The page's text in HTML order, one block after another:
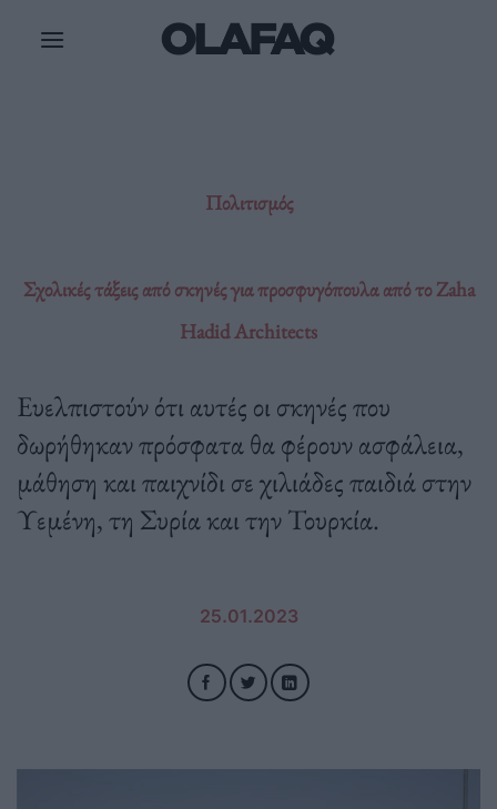
Πολιτισμός
Σχολικές τάξεις από σκηνές για προσφυγόπουλα από το Zaha
Hadid Architects
Ευελπιστούν ότι αυτές οι σκηνές που
δωρήθηκαν πρόσφατα θα φέρουν ασφάλεια,
μάθηση και παιχνίδι σε χιλιάδες παιδιά στην
Υεμένη, τη Συρία και την Τουρκία.
25.01.2023